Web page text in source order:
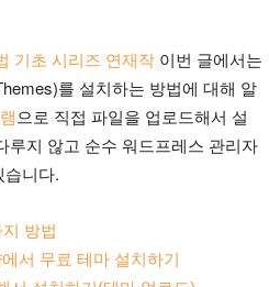
기초 시리즈 연재작 이번 글에서는
를 설치하는 방법에 대해 알
으로 직접 파일을 업로드해서 설
루지 않고 순수 워드프레스 관리자
니다.
방법
서 무료 테마 설치하기